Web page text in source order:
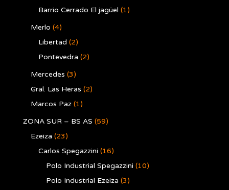
Barrio Cerrado El jagüel (1)
Merlo (4)
Libertad (2)
Pontevedra (2)
Mercedes (3)
Gral. Las Heras (2)
Marcos Paz (1)
ZONA SUR – BS AS (59)
Ezeiza (23)
Carlos Spegazzini (16)
Polo Industrial Spegazzini (10)
Polo Industrial Ezeiza (3)